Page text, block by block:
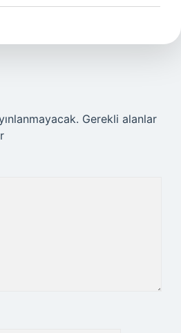
Gerekli alanlar